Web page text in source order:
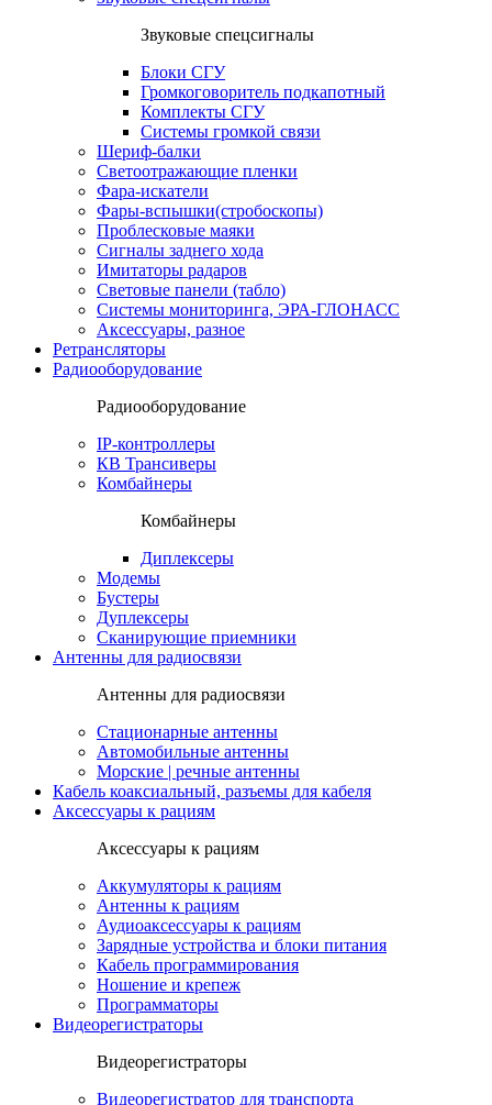
Звуковые спецсигналы
Блоки СГУ
Громкоговоритель подкапотный
Комплекты СГУ
Системы громкой связи
Шериф-балки
Светоотражающие пленки
Фара-искатели
Фары-вспышки(стробоскопы)
Проблесковые маяки
Сигналы заднего хода
Имитаторы радаров
Световые панели (табло)
Системы мониторинга, ЭРА-ГЛОНАСС
Аксессуары, разное
Ретрансляторы
Радиооборудование
Радиооборудование
IP-контроллеры
КВ Трансиверы
Комбайнеры
Комбайнеры
Диплексеры
Модемы
Бустеры
Дуплексеры
Сканирующие приемники
Антенны для радиосвязи
Антенны для радиосвязи
Стационарные антенны
Автомобильные антенны
Морские | речные антенны
Кабель коаксиальный, разъемы для кабеля
Аксессуары к рациям
Аксессуары к рациям
Аккумуляторы к рациям
Антенны к рациям
Аудиоаксессуары к рациям
Зарядные устройства и блоки питания
Кабель программирования
Ношение и крепеж
Программаторы
Видеорегистраторы
Видеорегистраторы
Видеорегистратор для транспорта